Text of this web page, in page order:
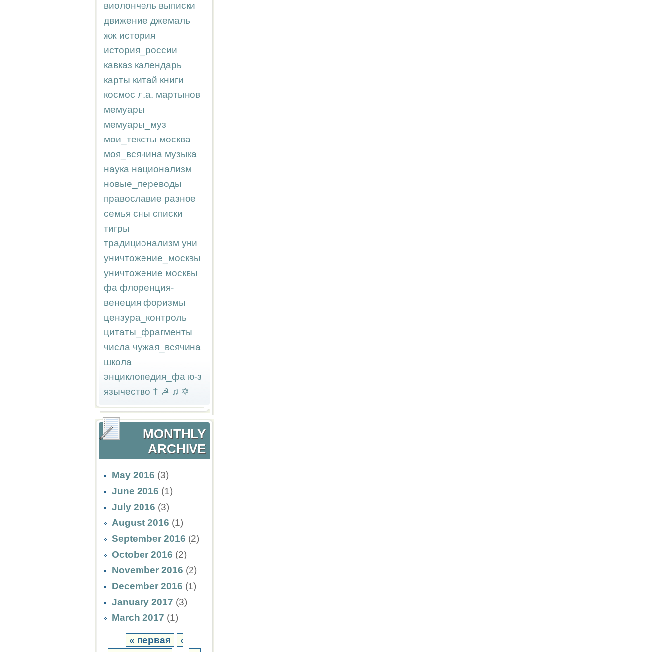
виолончель выписки
движение джемаль
жж история
история_россии
кавказ календарь
карты китай книги
космос л.а. мартынов
мемуары
мемуары_муз
мои_тексты москва
моя_всячина музыка
наука национализм
новые_переводы
православие разное
семья сны списки
тигры
традиционализм уни
уничтожение_москвы
уничтожение москвы
фа флоренция-
венеция форизмы
цензура_контроль
цитаты_фрагменты
числа чужая_всячина
школа
энциклопедия_фа ю-з
язычество † ☭ ♫ ✡
MONTHLY
ARCHIVE
May 2016 (3)
June 2016 (1)
July 2016 (3)
August 2016 (1)
September 2016 (2)
October 2016 (2)
November 2016 (2)
December 2016 (1)
January 2017 (3)
March 2017 (1)
« первая
‹